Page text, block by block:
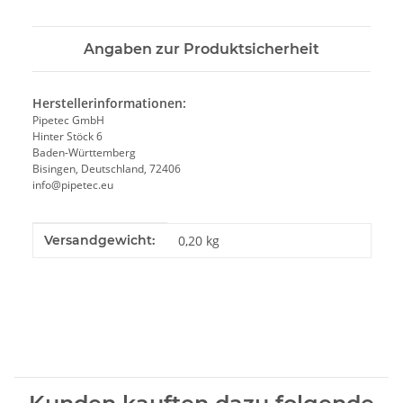
Angaben zur Produktsicherheit
Herstellerinformationen:
Pipetec GmbH
Hinter Stöck 6
Baden-Württemberg
Bisingen, Deutschland, 72406
info@pipetec.eu
Produkteigenschaft
Wert
Versandgewicht: 0,20 kg